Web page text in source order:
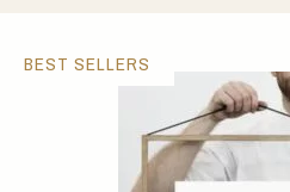
BEST SELLERS